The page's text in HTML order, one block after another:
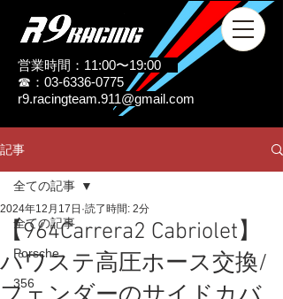
営業時間：11:00〜19:00
☎：03-6336-0775
r9.racingteam.911@gmail.com
記事
全ての記事
Porsche
356
全ての記事
【964Carrera2 Cabriolet】
パワステ高圧ホース交換/
2024年12月17日 読了時間: 2分